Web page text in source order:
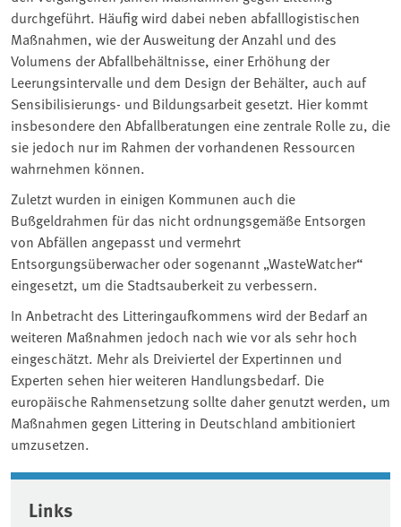
durchgeführt. Häufig wird dabei neben abfalllogistischen
Maßnahmen, wie der Ausweitung der Anzahl und des
Volumens der Abfallbehältnisse, einer Erhöhung der
Leerungsintervalle und dem Design der Behälter, auch auf
Sensibilisierungs- und Bildungsarbeit gesetzt. Hier kommt
insbesondere den Abfallberatungen eine zentrale Rolle zu, die
sie jedoch nur im Rahmen der vorhandenen Ressourcen
wahrnehmen können.
Zuletzt wurden in einigen Kommunen auch die
Bußgeldrahmen für das nicht ordnungsgemäße Entsorgen
von Abfällen angepasst und vermehrt
Entsorgungsüberwacher oder sogenannt „WasteWatcher“
eingesetzt, um die Stadtsauberkeit zu verbessern.
In Anbetracht des Litteringaufkommens wird der Bedarf an
weiteren Maßnahmen jedoch nach wie vor als sehr hoch
eingeschätzt. Mehr als Dreiviertel der Expertinnen und
Experten sehen hier weiteren Handlungsbedarf. Die
europäische Rahmensetzung sollte daher genutzt werden, um
Maßnahmen gegen Littering in Deutschland ambitioniert
umzusetzen.
Associated content
Links